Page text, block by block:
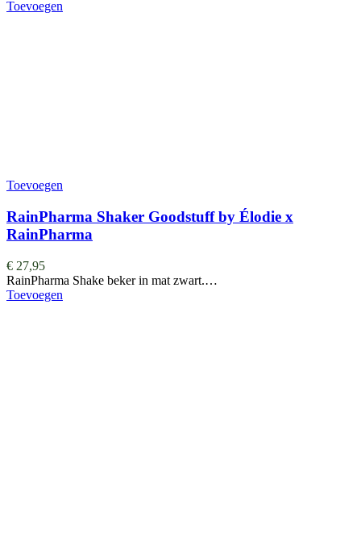
Toevoegen
Toevoegen
RainPharma Shaker Goodstuff by Élodie x
RainPharma
€ 27,95
RainPharma Shake beker in mat zwart.…
Toevoegen